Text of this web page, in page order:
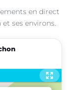
en direct
ses environs.